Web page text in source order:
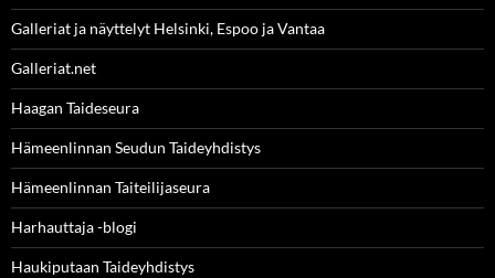
Galleriat ja näyttelyt Helsinki, Espoo ja Vantaa
Galleriat.net
Haagan Taideseura
Hämeenlinnan Seudun Taideyhdistys
Hämeenlinnan Taiteilijaseura
Harhauttaja -blogi
Haukiputaan Taideyhdistys